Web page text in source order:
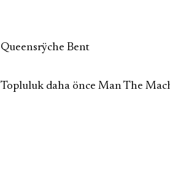
Queensrÿche Bent
Topluluk daha önce Man The